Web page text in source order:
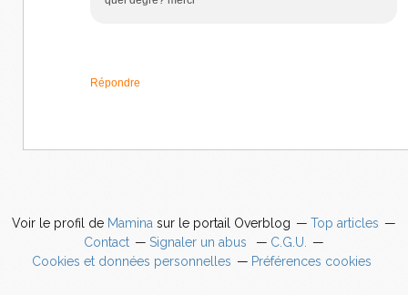
Répondre
Voir le profil de Mamina sur le portail Overblog
Top articles
Contact
Signaler un abus
C.G.U.
Cookies et données personnelles
Préférences cookies